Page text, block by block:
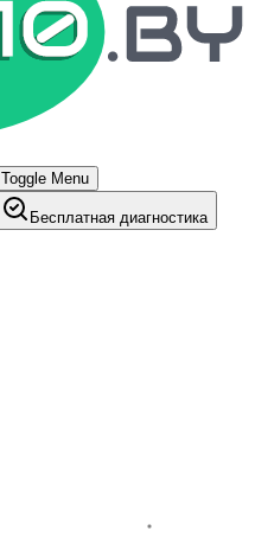
Toggle Menu
Бесплатная диагностика